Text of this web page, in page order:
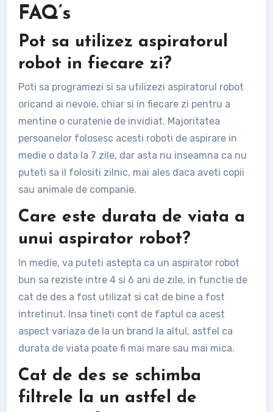
FAQ’s
Pot sa utilizez aspiratorul
robot in fiecare zi?
Poti sa programezi si sa utilizezi aspiratorul robot
oricand ai nevoie, chiar si in fiecare zi pentru a
mentine o curatenie de invidiat. Majoritatea
persoanelor folosesc acesti roboti de aspirare in
medie o data la 7 zile, dar asta nu inseamna ca nu
puteti sa il folositi zilnic, mai ales daca aveti copii
sau animale de companie.
Care este durata de viata a
unui aspirator robot?
In medie, va puteti astepta ca un aspirator robot
bun sa reziste intre 4 si 6 ani de zile, in functie de
cat de des a fost utilizat si cat de bine a fost
intretinut. Insa tineti cont de faptul ca acest
aspect variaza de la un brand la altul, astfel ca
durata de viata poate fi mai mare sau mai mica.
Cat de des se schimba
filtrele la un astfel de